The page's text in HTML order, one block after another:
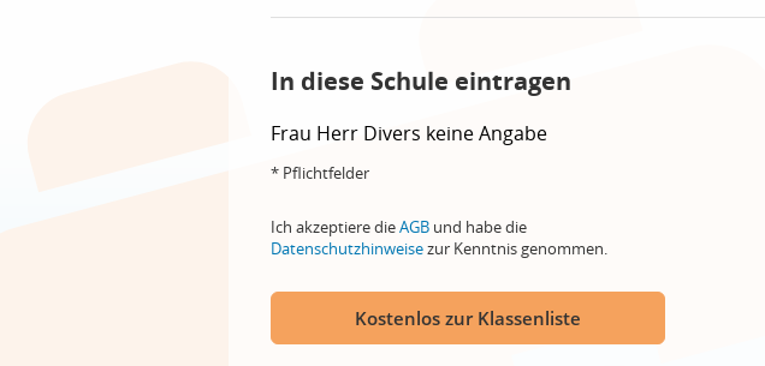
In diese Schule eintragen
Frau Herr Divers keine Angabe
* Pflichtfelder
Ich akzeptiere dieAGB und habe die
Datenschutzhinweisezur Kenntnis genommen.
Kostenlos zur Klassenliste